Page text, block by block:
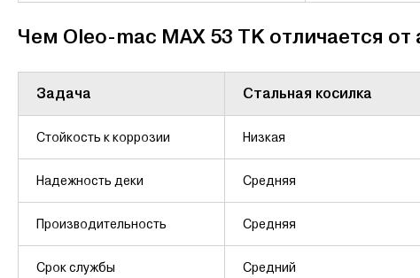
Чем Oleo-mac MAX 53 TK отличается от
Задача Стальная косилка
Стойкость к коррозии Низкая
Надежность деки Средняя
Производительность Средняя
Срок службы Средний